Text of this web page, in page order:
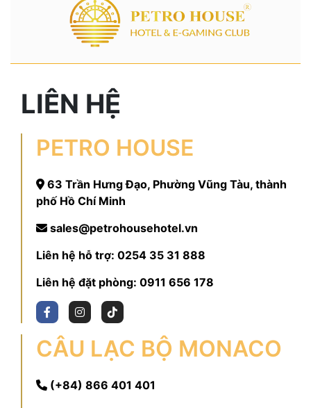
LIÊN HỆ
PETRO HOUSE
63 Trần Hưng Đạo, Phường Vũng Tàu, thành
phố Hồ Chí Minh
sales@petrohousehotel.vn
Liên hệ hỗ trợ: 0254 35 31 888
Liên hệ đặt phòng: 0911 656 178
CÂU LẠC BỘ MONACO
(+84) 866 401 401